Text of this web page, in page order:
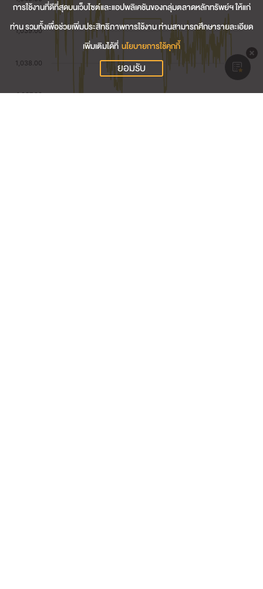
การใช้งานที่ดีที่สุดบนเว็บไซต์และแอปพลิเคชันของกลุ่มตลาดหลักทรัพย์ฯ ให้แก่
ท่าน รวมทั้งเพื่อช่วยเพิ่มประสิทธิภาพการใช้งาน ท่านสามารถศึกษารายละเอียด
เพิ่มเติมได้ที่ นโยบายการใช้คุกกี้
ยอมรับ